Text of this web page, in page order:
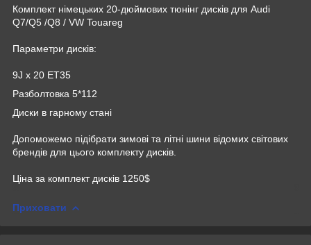
Комплект німецьких 20-дюймових тюнінг дисків для Audi
Q7/Q5 /Q8 / VW Touareg
Параметри дисків:
9J x 20 EТ35
Разболтовка 5*112
Диски в гарному стані
Допоможемо підібрати зимові та літні шини відомих світових
брендів для цього комплекту дисків.
Ціна за комплект дисків 1250$
Приховати